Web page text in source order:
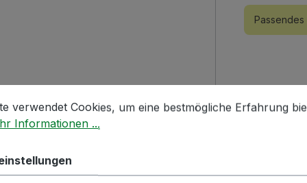
aus Kunststoff"
Cookies, um eine bestmögliche Erfahrung
verwendet Cookies, um eine bestmögliche Erfahrung
Informationen ...